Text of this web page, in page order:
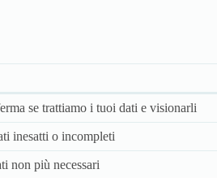
se trattiamo i tuoi dati e visionarli
inesatti o incompleti
non più necessari